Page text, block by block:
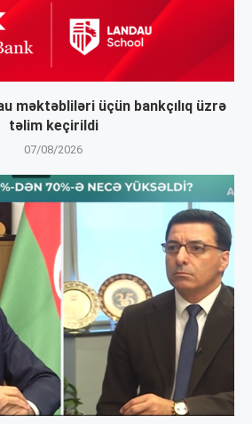
məktəbliləri üçün bankçılıq üzrə
təlim keçirildi
07/08/2026